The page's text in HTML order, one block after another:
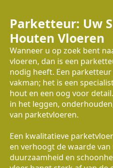
Parketteur: Uw
Houten Vloeren
Wanneer u op zoek bent
vloeren, dan is een
nodig heeft. Een
vakman; het is een
hout en een oog voor
in het leggen,
van parketvloeren.
Een kwalitatieve
en verhoogt de waarde
duurzaamheid en